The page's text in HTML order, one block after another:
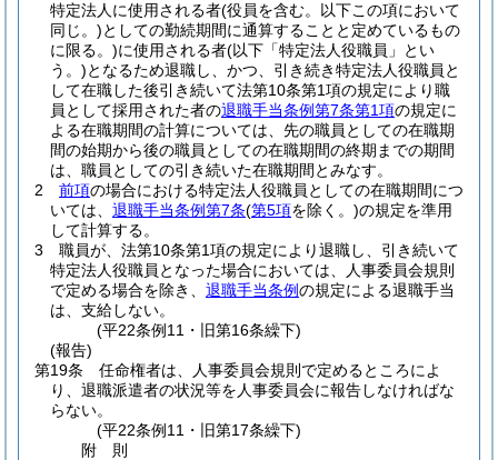
特定法人に使用される者(役員を含む。以下この項において
同じ。)としての勤続期間に通算することと定めているもの
に限る。)に使用される者(以下「特定法人役職員」とい
う。)となるため退職し、かつ、引き続き特定法人役職員と
して在職した後引き続いて法第10条第1項の規定により職
員として採用された者の退職手当条例第7条第1項の規定に
よる在職期間の計算については、先の職員としての在職期
間の始期から後の職員としての在職期間の終期までの期間
は、職員としての引き続いた在職期間とみなす。
2
前項の場合における特定法人役職員としての在職期間につ
いては、 退職手当条例第7条(第5項を除く。)の規定を準用
して計算する。
3
職員が、法第10条第1項の規定により退職し、引き続いて
特定法人役職員となった場合においては、人事委員会規則
で定める場合を除き、 退職手当条例の規定による退職手当
は、支給しない。
(平22条例11・旧第16条繰下)
(報告)
第19条
任命権者は、人事委員会規則で定めるところによ
り、退職派遣者の状況等を人事委員会に報告しなければな
らない。
(平22条例11・旧第17条繰下)
附 則